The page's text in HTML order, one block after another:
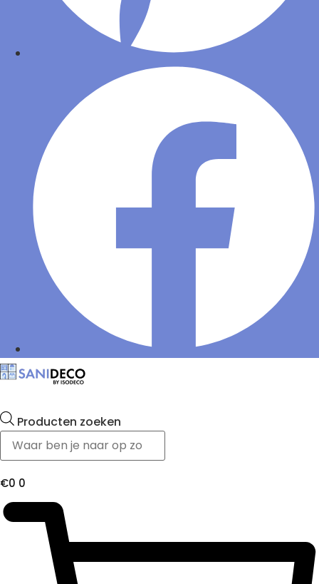
Producten zoeken
€0 0